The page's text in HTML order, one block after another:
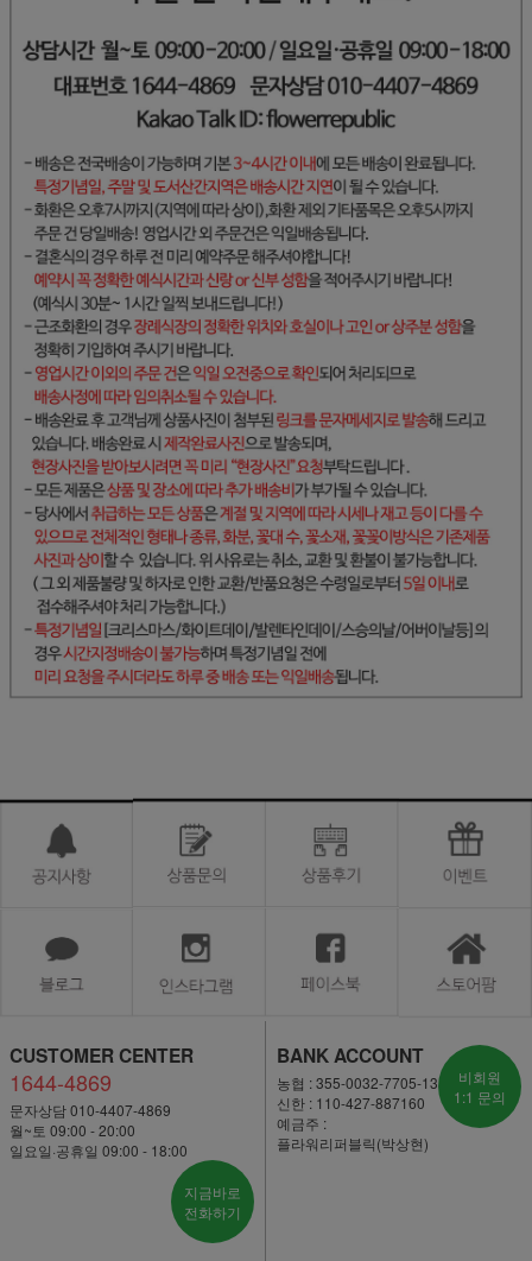
CUSTOMER CENTER
1644-4869
문자상담 010-4407-4869
월~토 09:00 - 20:00
일요일·공휴일 09:00 - 18:00
지금바로
전화하기
BANK ACCOUNT
농협 : 355-0032-7705-13
신한 : 110-427-887160
예금주 :
플라워리퍼블릭(박상현)
비회원
1:1 문의